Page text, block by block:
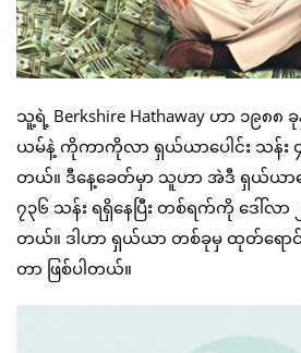
သူ့ရဲ့ Berkshire Hathaway ဟာ ၁၉၈၈
ယမ်နဲ့ ကိုကာကိုလာ ရှယ်ယာပေါင်း သန်း
တယ်။ ဒီနေ့ခေတ်မှာ သူဟာ အဲဒီ ရှယ်ယာ
၇၃၆ သန်း ရရှိနေပြီး တစ်ရက်ကို ဒေါ်လာ
တယ်။ ဒါဟာ ရှယ်ယာ တစ်ခုမှ ထုတ်ရော
တာ ဖြစ်ပါတယ်။